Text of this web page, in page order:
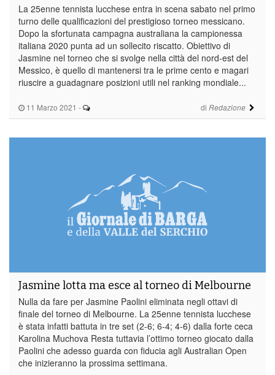
11 Marzo 2021 - di Redazione
La 25enne tennista lucchese entra in scena sabato nel primo
turno delle qualificazioni del prestigioso torneo messicano.
Dopo la sfortunata campagna australiana la campionessa
italiana 2020 punta ad un sollecito riscatto. Obiettivo di
Jasmine nel torneo che si svolge nella città del nord-est del
Messico, è quello di mantenersi tra le prime cento e magari
riuscire a guadagnare posizioni utili nel ranking mondiale...
Jasmine lotta ma esce al torneo di Melbourne
Nulla da fare per Jasmine Paolini eliminata negli ottavi di
finale del torneo di Melbourne. La 25enne tennista lucchese
è stata infatti battuta in tre set (2-6; 6-4; 4-6) dalla forte ceca
Karolina Muchova Resta tuttavia l’ottimo torneo giocato dalla
Paolini che adesso guarda con fiducia agli Australian Open
che inizieranno la prossima settimana.